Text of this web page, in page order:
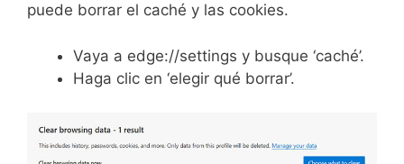
puede borrar el caché y las cookies.
Vaya a edge://settings y busque ‘caché’.
Haga clic en ‘elegir qué borrar’.